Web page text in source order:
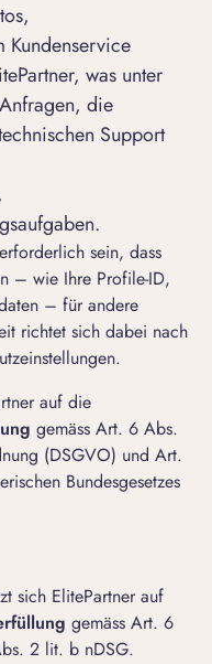
Kundenservice
was unter
die
Support
sein, dass
– wie Ihre Profile-ID,
– für andere
richtet sich dabei nach
auf die
gemäss Art. 6 Abs.
(DSGVO) und Art.
Bundesgesetzes
sich ElitePartner auf
gemäss Art. 6
2 lit. b nDSG.